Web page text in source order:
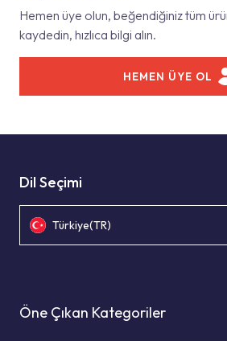
Hemen üye olun, beğendiğiniz tüm
kaydedin, hızlıca bilgi alın.
HEMEN ÜYE OL
Dil Seçimi
Türkiye(TR)
Öne Çıkan Kategoriler